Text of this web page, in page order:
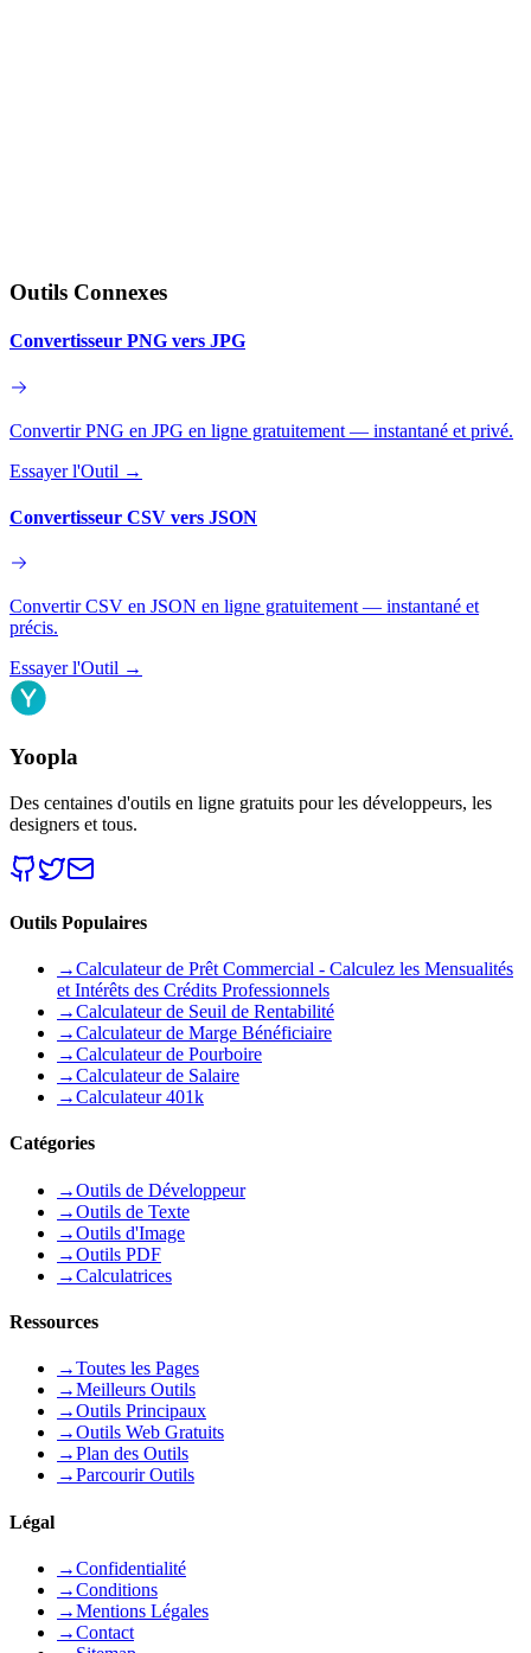
Outils Connexes
Convertisseur PNG vers JPG
Convertir PNG en JPG en ligne gratuitement — instantané et privé.
Essayer l'Outil →
Convertisseur CSV vers JSON
Convertir CSV en JSON en ligne gratuitement — instantané et
précis.
Essayer l'Outil →
Yoopla
Des centaines d'outils en ligne gratuits pour les développeurs, les
designers et tous.
Outils Populaires
→Calculateur de Prêt Commercial - Calculez les Mensualités
et Intérêts des Crédits Professionnels
→Calculateur de Seuil de Rentabilité
→Calculateur de Marge Bénéficiaire
→Calculateur de Pourboire
→Calculateur de Salaire
→Calculateur 401k
Catégories
→Outils de Développeur
→Outils de Texte
→Outils d'Image
→Outils PDF
→Calculatrices
Ressources
→Toutes les Pages
→Meilleurs Outils
→Outils Principaux
→Outils Web Gratuits
→Plan des Outils
→Parcourir Outils
Légal
→Confidentialité
→Conditions
→Mentions Légales
→Contact